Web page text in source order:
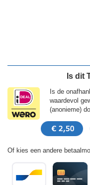
Is dit
Is de
waardevol
(anonieme)
Of kies een andere